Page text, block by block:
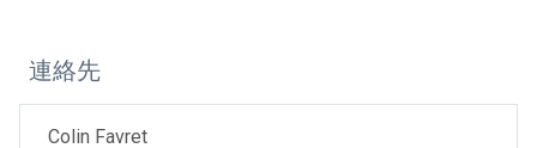
連絡先
Colin Favret